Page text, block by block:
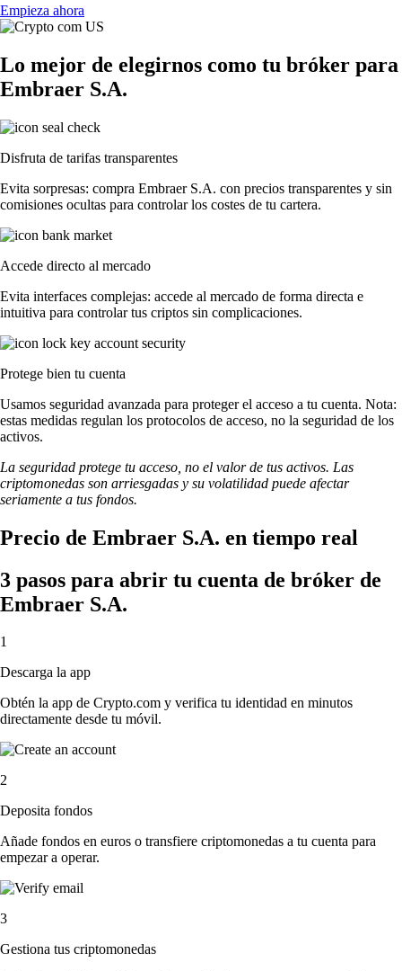
Empieza ahora
Lo mejor de elegirnos como tu bróker para
Embraer S.A.
Disfruta de tarifas transparentes
Evita sorpresas: compra Embraer S.A. con precios transparentes y sin
comisiones ocultas para controlar los costes de tu cartera.
Accede directo al mercado
Evita interfaces complejas: accede al mercado de forma directa e
intuitiva para controlar tus criptos sin complicaciones.
Protege bien tu cuenta
Usamos seguridad avanzada para proteger el acceso a tu cuenta. Nota:
estas medidas regulan los protocolos de acceso, no la seguridad de los
activos.
La seguridad protege tu acceso, no el valor de tus activos. Las
criptomonedas son arriesgadas y su volatilidad puede afectar
seriamente a tus fondos.
Precio de Embraer S.A. en tiempo real
3 pasos para abrir tu cuenta de bróker de
Embraer S.A.
1
Descarga la app
Obtén la app de Crypto.com y verifica tu identidad en minutos
directamente desde tu móvil.
2
Deposita fondos
Añade fondos en euros o transfiere criptomonedas a tu cuenta para
empezar a operar.
3
Gestiona tus criptomonedas